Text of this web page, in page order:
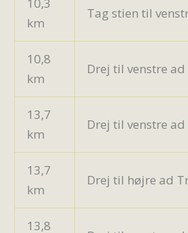
km
Tag stien til
10,8
km
Drej til venstre ad
13,7
km
Drej til venstre ad
13,7
km
Drej til højre ad
13,8